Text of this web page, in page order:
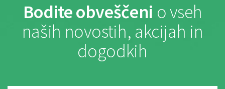
Bodite obveščeni o vseh
naših novostih, akcijah in
dogodkih